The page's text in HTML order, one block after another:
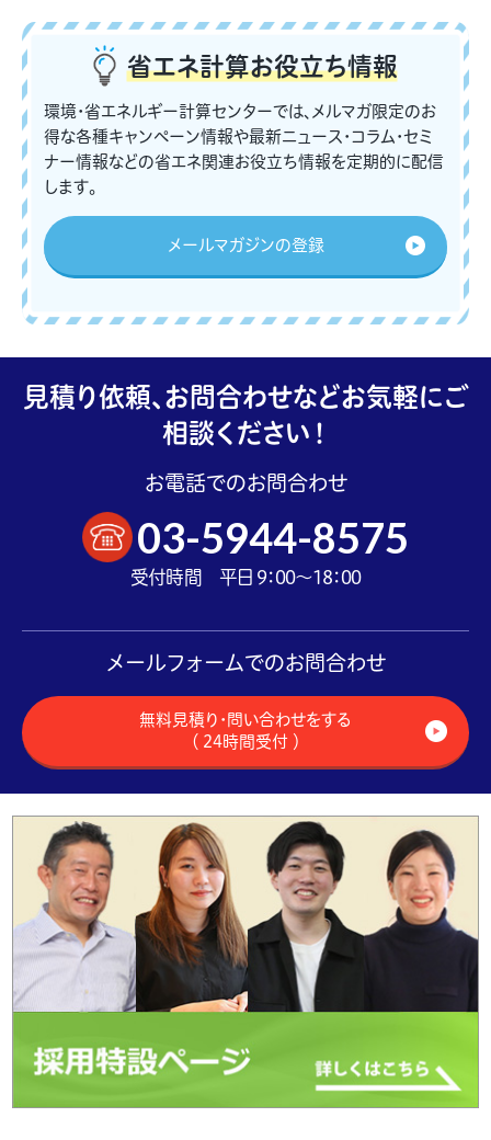
省エネ計算お役立ち情報
環境・省エネルギー計算センターでは、メルマガ限定のお
得な各種キャンペーン情報や最新ニュース・コラム・セミ
ナー情報などの省エネ関連お役立ち情報を定期的に配信
します。
メールマガジンの登録
見積り依頼、お問合わせなどお気軽にご
相談ください！
お電話でのお問合わせ
03-5944-8575
受付時間 平日 9：00～18：00
メールフォームでのお問合わせ
無料見積り・問い合わせをする
（ 24時間受付 ）